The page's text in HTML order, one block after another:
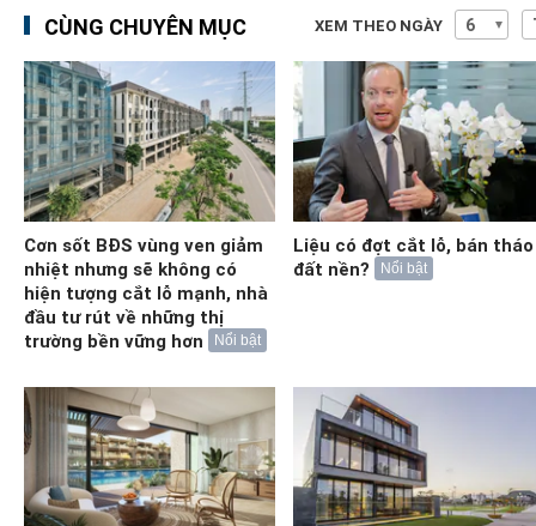
CÙNG CHUYÊN MỤC XEM THEO NGÀY
Cơn sốt BĐS vùng ven giảm
nhiệt nhưng sẽ không có
hiện tượng cắt lỗ mạnh, nhà
đầu tư rút về những thị
trường bền vững hơn
Nổi bật
Liệu có đợt cắt lỗ, bán tháo
đất nền?
Nổi bật